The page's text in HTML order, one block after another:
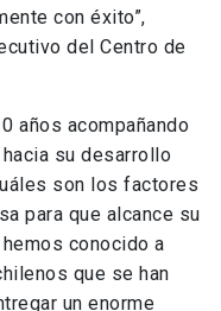
con éxito”,
del Centro de
años acompañando
su desarrollo
son los factores
para que alcance su
conocido a
que se han
un enorme